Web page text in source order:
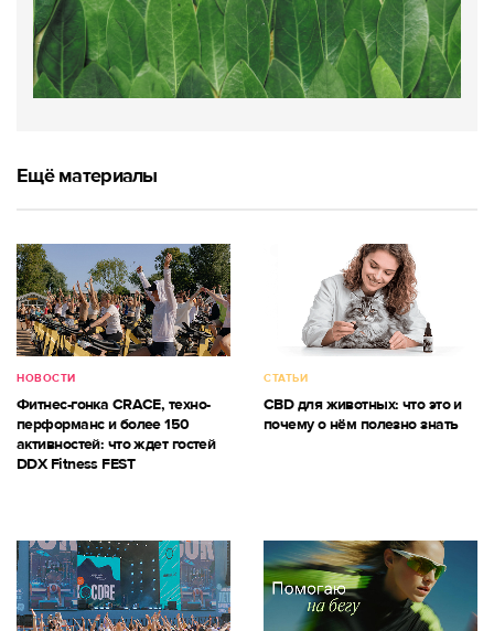
Ещё материалы
НОВОСТИ
Фитнес-гонка CRACE, техно-
перформанс и более 150
активностей: что ждет гостей
DDX Fitness FEST
СТАТЬИ
CBD для животных: что это и
почему о нём полезно знать